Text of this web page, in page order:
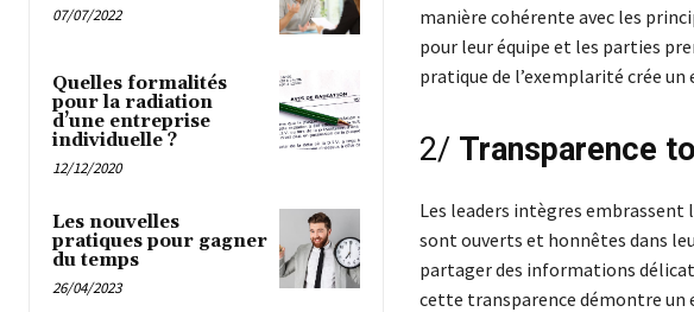
07/07/2022
Quelles formalités
pour la radiation
d’une entreprise
individuelle ?
12/12/2020
Les nouvelles
pratiques pour gagner
du temps
26/04/2023
manière cohérente avec les
pour leur équipe et les parties
pratique de l’exemplarité crée
2/ Transparence
Les leaders intègres
sont ouverts et honnêtes dans
partager des informations
cette transparence démontre un